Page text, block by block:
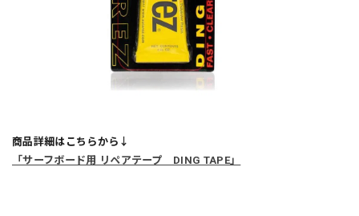
商品詳細はこちらから↓
「サーフボード用 リペアテープ DING TAPE」